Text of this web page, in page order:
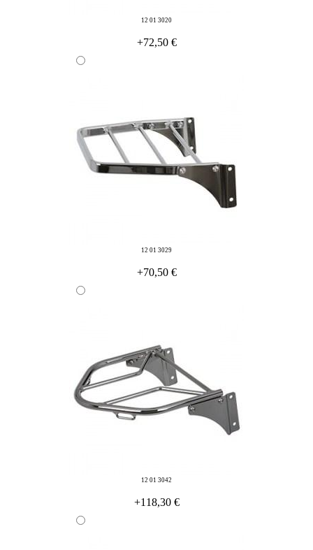
12 01 3020
+72,50 €
12 01 3029
+70,50 €
12 01 3042
+118,30 €